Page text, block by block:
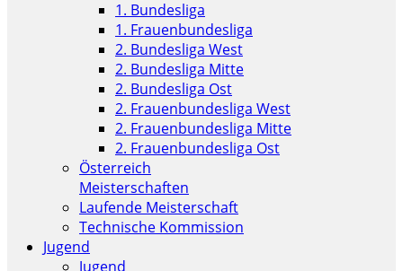
1. Bundesliga
1. Frauenbundesliga
2. Bundesliga West
2. Bundesliga Mitte
2. Bundesliga Ost
2. Frauenbundesliga West
2. Frauenbundesliga Mitte
2. Frauenbundesliga Ost
Österreich
Meisterschaften
Laufende Meisterschaft
Technische Kommission
Jugend
Jugend